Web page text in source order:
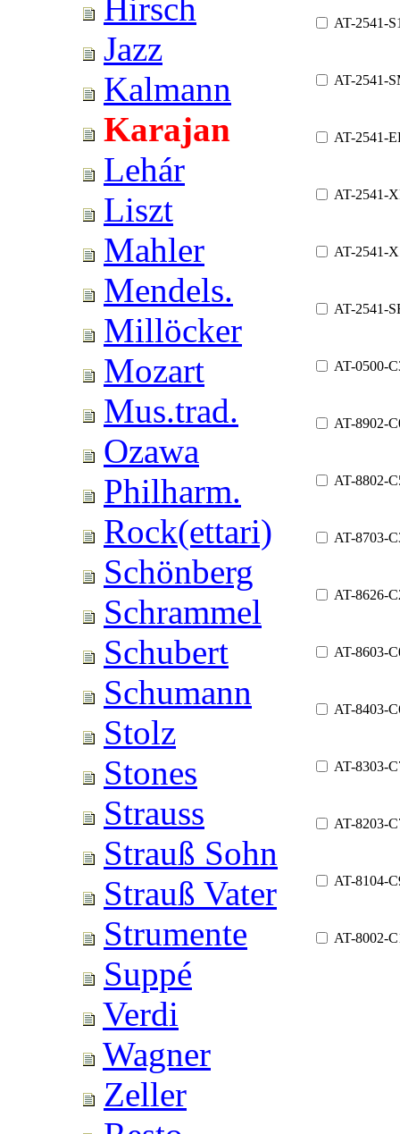
Hirsch
Jazz
Kalmann
Karajan
Lehár
Liszt
Mahler
Mendels.
Millöcker
Mozart
Mus.trad.
Ozawa
Philharm.
Rock(ettari)
Schönberg
Schrammel
Schubert
Schumann
Stolz
Stones
Strauss
Strauß Sohn
Strauß Vater
Strumente
Suppé
Verdi
Wagner
Zeller
AT-2541-
AT-2541-
AT-2541-
AT-2541-
AT-2541-
AT-2541-
AT-0500-
AT-8902-
AT-8802-
AT-8703-
AT-8626-
AT-8603-
AT-8403-
AT-8303-
AT-8203-
AT-8104-
AT-8002-